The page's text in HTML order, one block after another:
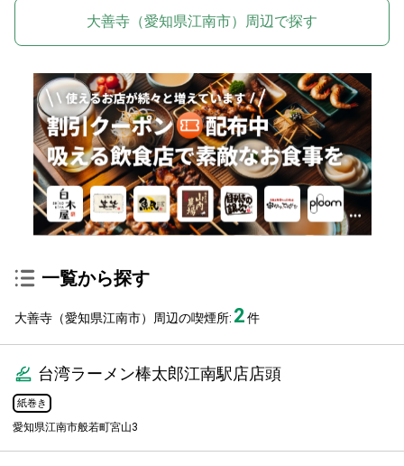
大善寺（愛知県江南市）周辺で探す
一覧から探す
大善寺（愛知県江南市）周辺の喫煙所: 2件
台湾ラーメン棒太郎江南駅店店頭
紙巻き
愛知県江南市般若町宮山3